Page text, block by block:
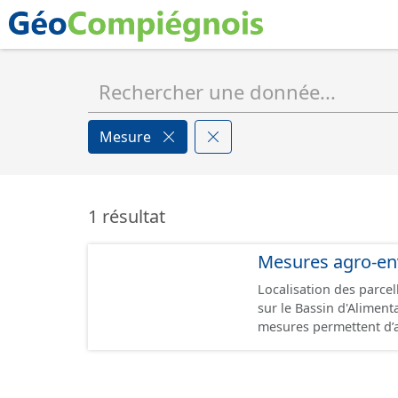
Mesure
1 résultat
Mesures agro-
Localisation des
sur le Bassin
mesures permettent